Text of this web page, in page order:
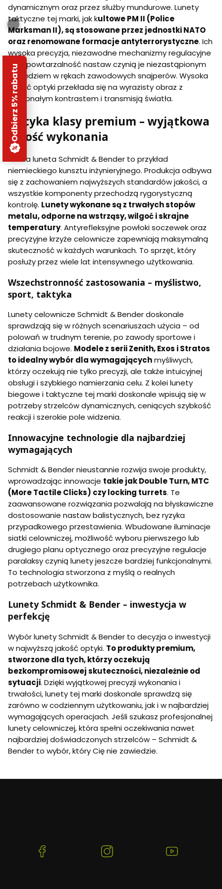
dynamicznym oraz przez służby mundurowe. Lunety
taktyczne tej marki, jak kultowe PM II (Police
Marksman II), są stosowane przez jednostki NATO
oraz renomowane formacje antyterrorystyczne. Ich
wysoka precyzja, niezawodne mechanizmy regulacyjne
oraz powtarzalność nastaw czynią je niezastąpionym
narzędziem w rękach zawodowych snajperów. Wysoka
jakość optyki przekłada się na wyrazisty obraz z
doskonałym kontrastem i transmisją światła.
Optyka klasy premium – wyjątkowa
jakość wykonania
Każda luneta Schmidt & Bender to przykład
niemieckiego kunsztu inżynieryjnego. Produkcja odbywa
się z zachowaniem najwyższych standardów jakości, a
wszystkie komponenty przechodzą rygorystyczną
kontrolę. Lunety wykonane są z trwałych stopów
metalu, odporne na wstrząsy, wilgoć i skrajne
temperatury. Antyrefleksyjne powłoki soczewek oraz
precyzyjne krzyże celownicze zapewniają maksymalną
skuteczność w każdych warunkach. To sprzęt, który
posłuży przez wiele lat intensywnego użytkowania.
Wszechstronność zastosowania – myślistwo,
sport, taktyka
Lunety celownicze Schmidt & Bender doskonale
sprawdzają się w różnych scenariuszach użycia – od
polowań w trudnym terenie, po zawody sportowe i
działania bojowe. Modele z serii Zenith, Exos i Stratos
to idealny wybór dla wymagającychmyśliwych,
którzy oczekują nie tylko precyzji, ale także intuicyjnej
obsługi i szybkiego namierzania celu. Z kolei lunety
biegowe i taktyczne tej marki doskonale wpisują się w
potrzeby strzelców dynamicznych, ceniących szybkość
reakcji i szerokie pole widzenia.
Innowacyjne technologie dla najbardziej
wymagających
Schmidt & Bender nieustannie rozwija swoje produkty,
wprowadzając innowacje takie jak Double Turn, MTC
(More Tactile Clicks) czy locking turrets. Te
zaawansowane rozwiązania pozwalają na błyskawiczne
dostosowanie nastaw balistycznych, bez ryzyka
przypadkowego przestawienia. Wbudowane iluminacje
siatki celowniczej, możliwość wyboru pierwszego lub
drugiego planu optycznego oraz precyzyjne regulacje
paralaksy czynią lunety jeszcze bardziej funkcjonalnymi.
To technologia stworzona z myślą o realnych
potrzebach użytkownika.
Lunety Schmidt & Bender – inwestycja w
perfekcję
Wybór lunety Schmidt & Bender to decyzja o inwestycji
w najwyższą jakość optyki. To produkty premium,
stworzone dla tych, którzy oczekują
bezkompromisowej skuteczności, niezależnie od
sytuacji. Dzięki wyjątkowej precyzji wykonania i
trwałości, lunety tej marki doskonale sprawdzą się
zarówno w codziennym użytkowaniu, jak i w najbardziej
wymagających operacjach. Jeśli szukasz profesjonalnej
lunety celowniczej, która spełni oczekiwania nawet
najbardziej doświadczonych strzelców – Schmidt &
Bender to wybór, który Cię nie zawiedzie.
(Otwiera
(Otwiera
Odbierz 5% rabatu